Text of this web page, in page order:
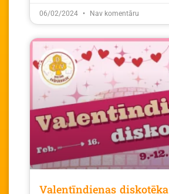
06/02/2024 Nav komentāru
Valentīndienas diskotēka